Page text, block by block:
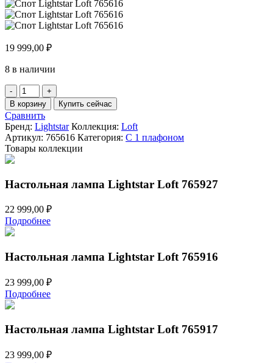
19 999,00 ₽
8 в наличии
Количество
товара
Спот
Lightstar
Loft
765616
В корзину Купить сейчас
Сравнить
Бренд: Lightstar Коллекция: Loft
Артикул: 765616 Категория: С 1 плафоном
Товары коллекции
Настольная лампа Lightstar Loft 765927
22 999,00 ₽
Подробнее
Настольная лампа Lightstar Loft 765916
23 999,00 ₽
Подробнее
Настольная лампа Lightstar Loft 765917
23 999,00 ₽